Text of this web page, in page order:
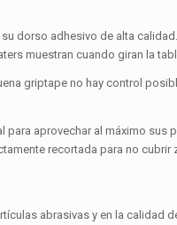
dorso adhesivo de alta
muestran cuando giran la
griptape no hay control
aprovechar al máximo sus
recortada para no cubrir
abrasivas y en la calidad